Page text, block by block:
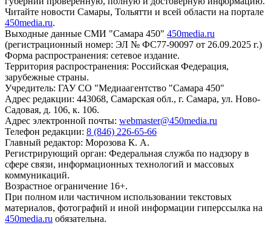
Читайте новости Самары, Тольятти и всей области на портале
450media.ru.
Выходные данные СМИ "Самара 450" 450media.ru
(регистрационный номер: ЭЛ № ФС77-90097 от 26.09.2025 г.)
Форма распространения: сетевое издание.
Территория распространения: Российская Федерация,
зарубежные страны.
Учредитель: ГАУ СО "Медиаагентство "Самара 450"
Адрес редакции: 443068, Самарская обл., г. Самара, ул. Ново-
Садовая, д. 106, к. 106.
Адрес электронной почты: webmaster@450media.ru
Телефон редакции: 8 (846) 226-65-66
Главный редактор: Морозова К. А.
Регистрирующий орган: Федеральная служба по надзору в
сфере связи, информационных технологий и массовых
коммуникаций.
Возрастное ограничение 16+.
При полном или частичном использовании текстовых
материалов, фотографий и иной информации гиперссылка на
450media.ru обязательна.